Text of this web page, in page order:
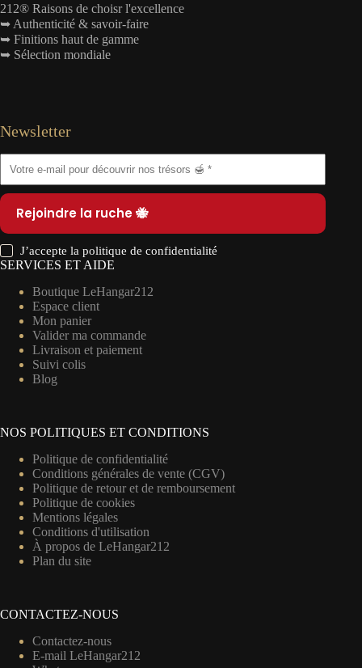
212® Raisons de choisr l'excellence
➥ Authenticité & savoir-faire
➥ Finitions haut de gamme
➥ Sélection mondiale
Newsletter
Rejoindre la ruche 🐝
J’accepte lapolitique de confidentialité
SERVICES ET AIDE
Boutique LeHangar212
Espace client
Mon panier
Valider ma commande
Livraison et paiement
Suivi colis
Blog
NOS POLITIQUES ET CONDITIONS
Politique de confidentialité
Conditions générales de vente (CGV)
Politique de retour et de remboursement
Politique de cookies
Mentions légales
Conditions d'utilisation
À propos de LeHangar212
Plan du site
CONTACTEZ-NOUS
Contactez-nous
E-mail LeHangar212